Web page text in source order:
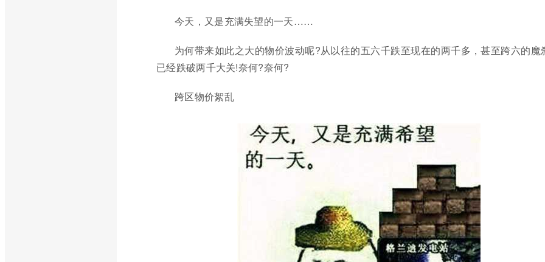
今天，又是充满失望的一天……
为何带来如此之大的物价波动呢?从以往的五六千跌至现在的两千多，甚至跨六的魔
已经跌破两千大关!奈何?奈何?
跨区物价絮乱